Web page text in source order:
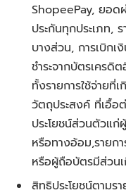
ShopeePay, ยอดผ่
ประกันทุกประเภท,
บางส่วน, การเบิก
ชำระจากบัตรเครดิ
ทั้งรายการใช้จ่ายที่
วัตถุประสงค์ ที่เอื้อ
ประโยชน์ส่วนตัวแ
หรือทางอ้อม,รายก
หรือผู้ถือบัตรมีส่วน
สิทธิประโยชน์ตามร